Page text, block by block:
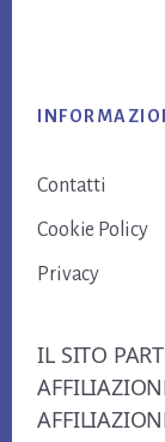
Contatti
Cookie Policy
Privacy
IL SITO